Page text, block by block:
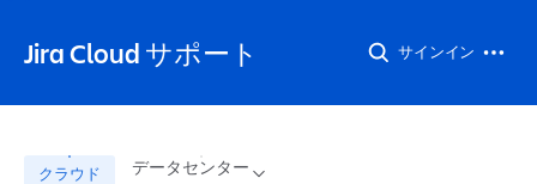
Jira Cloud サポート サインイン
クラウド データセンター